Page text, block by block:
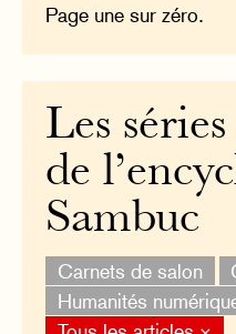
Page une sur zéro.
Les
de
Sambuc
Carnets de salon
Humanités